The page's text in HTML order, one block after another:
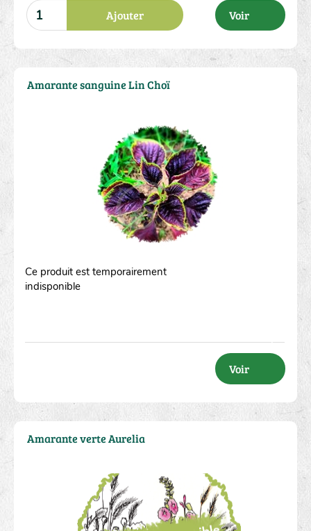
Ajouter Voir
Ce produit est temporairement
indisponible
Voir
Amarante sanguine Lin Choï
Amarante verte Aurelia